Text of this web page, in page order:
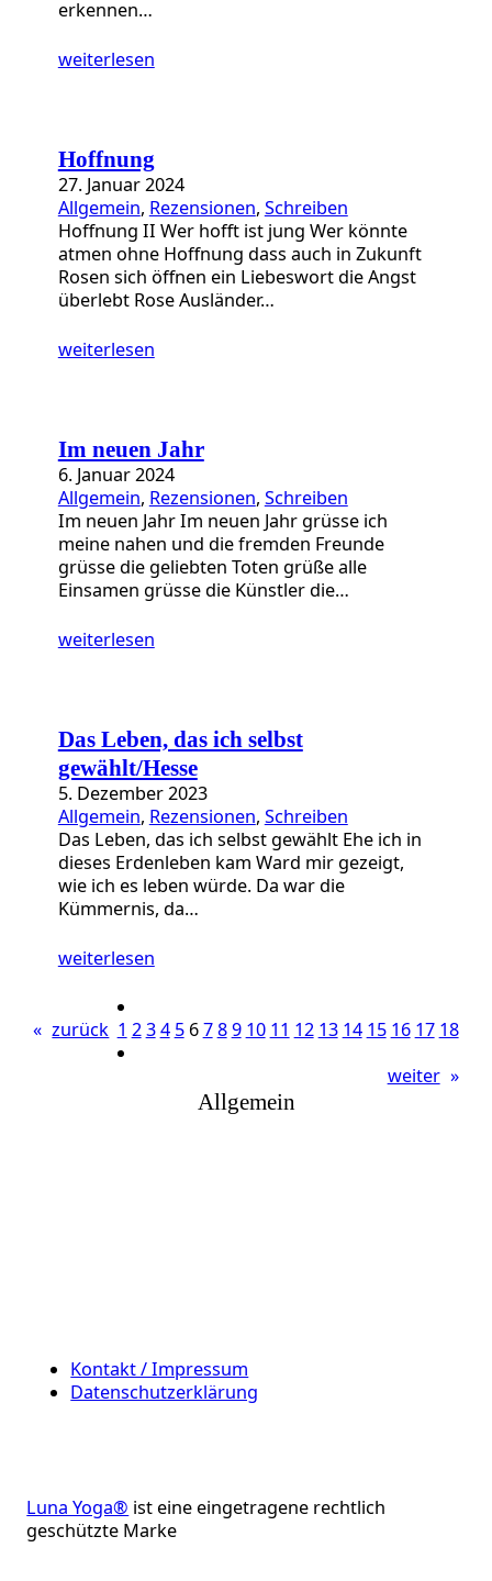
erkennen…
weiterlesen
Hoffnung
27. Januar 2024
Allgemein, Rezensionen, Schreiben
Hoffnung II Wer hofft ist jung Wer könnte
atmen ohne Hoffnung dass auch in Zukunft
Rosen sich öffnen ein Liebeswort die Angst
überlebt Rose Ausländer…
weiterlesen
Im neuen Jahr
6. Januar 2024
Allgemein, Rezensionen, Schreiben
Im neuen Jahr Im neuen Jahr grüsse ich
meine nahen und die fremden Freunde
grüsse die geliebten Toten grüße alle
Einsamen grüsse die Künstler die…
weiterlesen
Das Leben, das ich selbst
gewählt/Hesse
5. Dezember 2023
Allgemein, Rezensionen, Schreiben
Das Leben, das ich selbst gewählt Ehe ich in
dieses Erdenleben kam Ward mir gezeigt,
wie ich es leben würde. Da war die
Kümmernis, da…
weiterlesen
« zurück 1 234 5 6789 10 11 12 13 14 15 16 17 18
weiter »
Allgemein
Kontakt / Impressum
Datenschutzerklärung
Luna Yoga® ist eine eingetragene rechtlich
geschützte Marke